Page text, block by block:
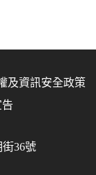
及資訊安全政策
36號